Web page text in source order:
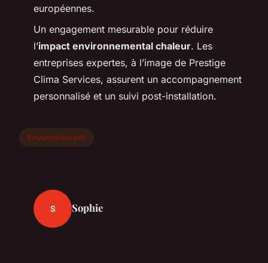
européennes.
Un engagement mesurable pour réduire
l’impact environnemental chaleur. Les
entreprises expertes, à l’image de Prestige
Clima Services, assurent un accompagnement
personnalisé et un suivi post-installation.
Environnement
S Sophie